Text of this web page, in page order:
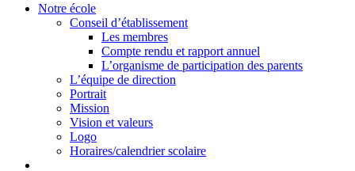
Notre école
Conseil d’établissement
Les membres
Compte rendu et rapport annuel
L’organisme de participation des parents
L’équipe de direction
Portrait
Mission
Vision et valeurs
Logo
Horaires/calendrier scolaire